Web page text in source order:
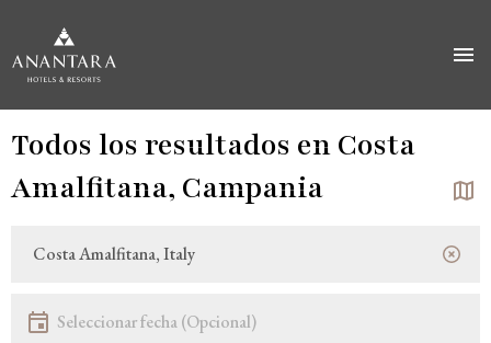
principal
Todos los resultados en Costa
Amalfitana, Campania
Seleccionar fecha